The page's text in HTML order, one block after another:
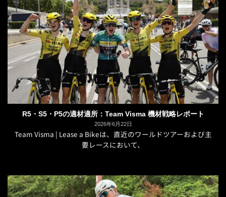
R5・S5・P5の適材適所：Team Visma 機材戦略レポート
2026年6月22日
Team Visma | Lease a Bikeは、直近のワールドツアーおよび主
要レースにおいて、